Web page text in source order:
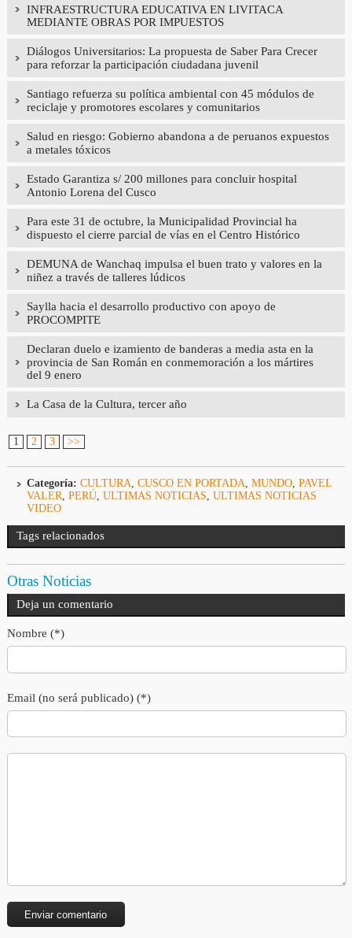
INFRAESTRUCTURA EDUCATIVA EN LIVITACA
MEDIANTE OBRAS POR IMPUESTOS
Diálogos Universitarios: La propuesta de Saber Para Crecer
para reforzar la participación ciudadana juvenil
Santiago refuerza su política ambiental con 45 módulos de
reciclaje y promotores escolares y comunitarios
Salud en riesgo: Gobierno abandona a de peruanos expuestos
a metales tóxicos
Estado Garantiza s/ 200 millones para concluir hospital
Antonio Lorena del Cusco
Para este 31 de octubre, la Municipalidad Provincial ha
dispuesto el cierre parcial de vías en el Centro Histórico
DEMUNA de Wanchaq impulsa el buen trato y valores en la
niñez a través de talleres lúdicos
Saylla hacia el desarrollo productivo con apoyo de
PROCOMPITE
Declaran duelo e izamiento de banderas a media asta en la
provincia de San Román en conmemoración a los mártires
del 9 enero
La Casa de la Cultura, tercer año
1 2 3 >>
Categoría: CULTURA, CUSCO EN PORTADA, MUNDO, PAVEL
VALER, PERÚ, ULTIMAS NOTICIAS, ULTIMAS NOTICIAS
VIDEO
Tags relacionados
Otras Noticias
Deja un comentario
Nombre (*)
Email (no será publicado) (*)